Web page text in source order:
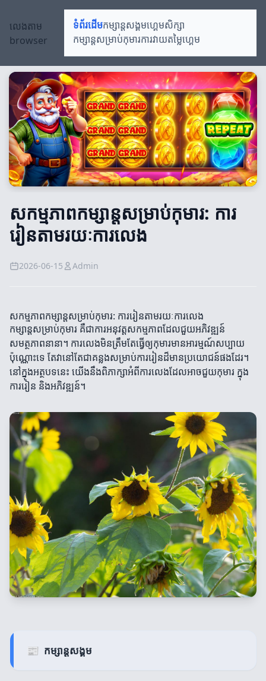
លេងតាម
browser
ទំព័រដើមកម្សាន្តសង្គមហ្គេមសិក្សា
កម្សាន្តសម្រាប់កុមារការវាយតម្លៃហ្គេម
សកម្មភាពកម្សាន្តសម្រាប់កុមារ: ការ
រៀនតាមរយៈការលេង
2026-06-15 Admin
សកម្មភាពកម្សាន្តសម្រាប់កុមារ: ការរៀនតាមរយៈការលេង
កម្សាន្តសម្រាប់កុមារ គឺជាការអនុវត្ដសកម្មភាពដែលជួយអភិវឌ្ឍន៍
សមត្ថភាពនានា។ ការលេងមិនត្រឹមតែធ្វើឲ្យកុមារមានអារម្មណ៍សប្បាយ
ប៉ុណ្ណោះទេ តែវានៅតែជាគន្លងសម្រាប់ការរៀនដ៏មានប្រយោជន៍ផងដែរ។
នៅក្នុងអត្ថបទនេះ យើងនឹងពិភាក្សាអំពីការលេងដែលអាចជួយកុមារ ក្នុង
ការរៀន និងអភិវឌ្ឍន៍។
📰 កម្សាន្តសង្គម